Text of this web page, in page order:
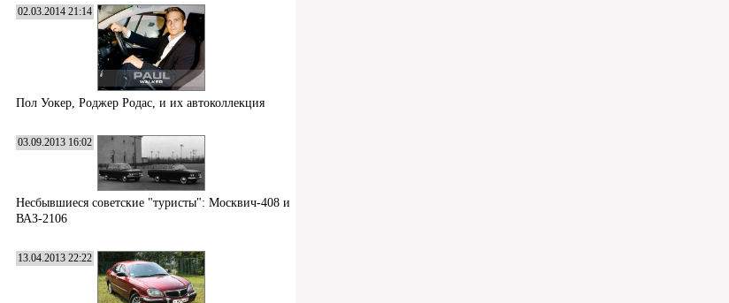
02.03.2014 21:14
Пол Уокер, Роджер Родас, и их автоколлекция
03.09.2013 16:02
Несбывшиеся советские "туристы": Москвич-408 и
ВАЗ-2106
13.04.2013 22:22